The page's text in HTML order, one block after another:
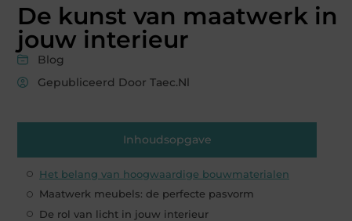
De kunst van maatwerk in
jouw interieur
Blog
Gepubliceerd Door Taec.nl
Inhoudsopgave
Het belang van hoogwaardige bouwmaterialen
Maatwerk meubels: de perfecte pasvorm
De rol van licht in jouw interieur